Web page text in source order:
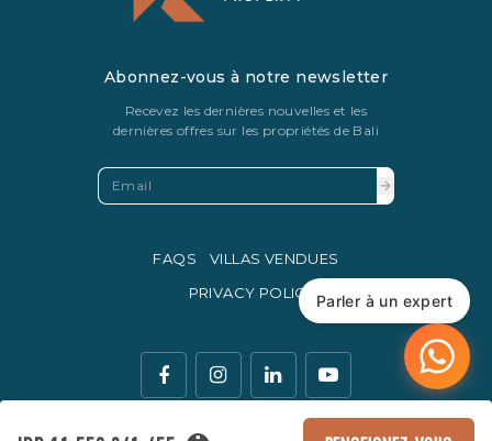
Abonnez-vous à notre newsletter
Recevez les dernières nouvelles et les
dernières offres sur les propriétés de Bali
FAQS
VILLAS VENDUES
PRIVACY POLICY Parler à un expert